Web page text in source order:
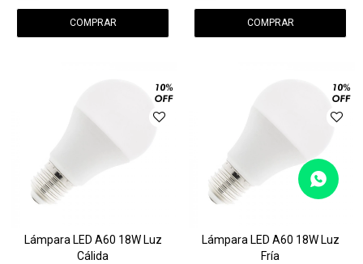
Lámpara LED A60 18W Luz
Cálida
Lámpara LED A60 18W Luz
Fría